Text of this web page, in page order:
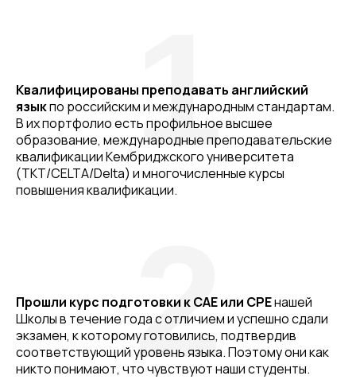
Квалифицированы преподавать английский
языкпо российским и международным стандартам.
В их портфолио есть профильное высшее
образование, международные преподавательские
квалификации Кембриджского университета
(TKT/CELTA/Delta) и многочисленные курсы
повышения квалификации.
1
Прошли курс подготовки к CAE или CPEнашей
Школы в течение года с отличием и успешно сдали
экзамен, к которому готовились, подтвердив
соответствующий уровень языка. Поэтому они как
никто понимают, что чувствуют наши студенты.
2